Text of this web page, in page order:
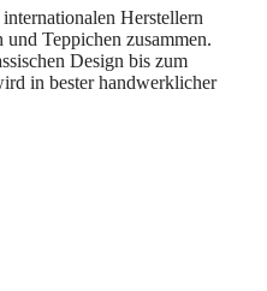
Herstellern
Teppichen zusammen.
Design bis zum
in bester handwerklicher